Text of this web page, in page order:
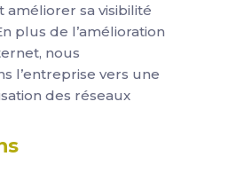
sa visibilité
plus de l’amélioration
nous
l’entreprise vers une
des réseaux